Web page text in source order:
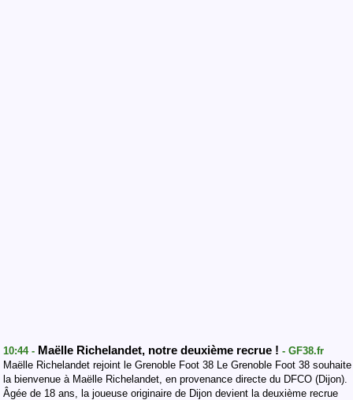
10:44 - Maëlle Richelandet, notre deuxième recrue ! - GF38.fr
Maëlle Richelandet rejoint le Grenoble Foot 38 Le Grenoble Foot 38 souhaite
la bienvenue à Maëlle Richelandet, en provenance directe du DFCO (Dijon).
Âgée de 18 ans, la joueuse originaire de Dijon devient la deuxième recrue